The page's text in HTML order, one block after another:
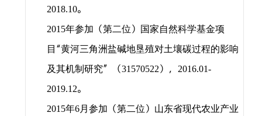
2018.10。
2015年参加（第二位）国家自然科学基金项
目“黄河三角洲盐碱地垦殖对土壤碳过程的影响
及其机制研究” （31570522），
2016.01-
2019.12。
2015年6月参加（第二位）山东省现代农业产业